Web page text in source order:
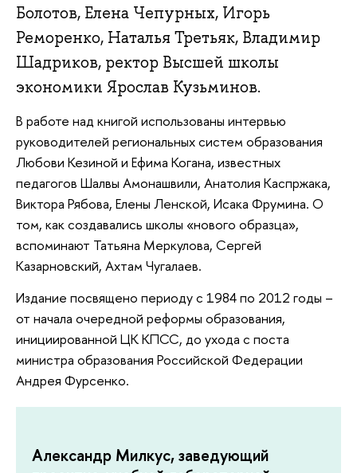
Болотов, Елена Чепурных, Игорь
Реморенко, Наталья Третьяк, Владимир
Шадриков, ректор Высшей школы
экономики Ярослав Кузьминов.
В работе над книгой использованы интервью
руководителей региональных систем образования
Любови Кезиной и Ефима Когана, известных
педагогов Шалвы Амонашвили, Анатолия Каспржака,
Виктора Рябова, Елены Ленской, Исака Фрумина. О
том, как создавались школы «нового образца»,
вспоминают Татьяна Меркулова, Сергей
Казарновский, Ахтам Чугалаев.
Издание посвящено периоду с 1984 по 2012 годы –
от начала очередной реформы образования,
инициированной ЦК КПСС, до ухода с поста
министра образования Российской Федерации
Андрея Фурсенко.
Александр Милкус, заведующий